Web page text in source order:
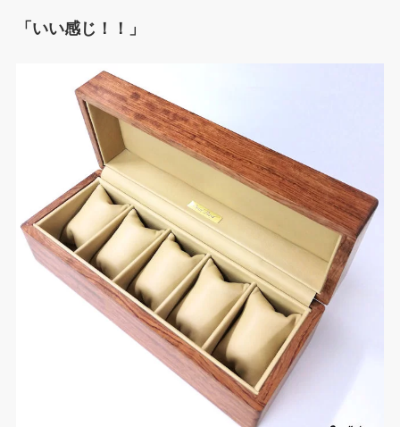
「いい感じ！！」